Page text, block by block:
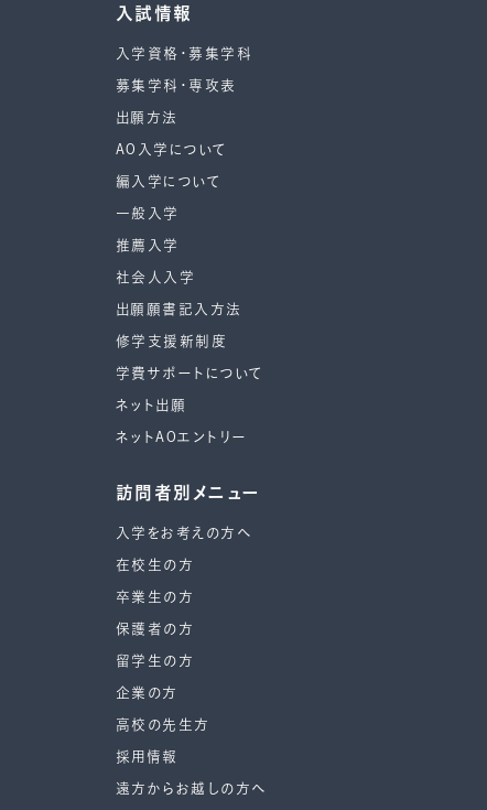
入試情報
入学資格・募集学科
募集学科・専攻表
出願方法
AO入学について
編入学について
一般入学
推薦入学
社会人入学
出願願書記入方法
修学支援新制度
学費サポートについて
ネット出願
ネットAOエントリー
訪問者別メニュー
入学をお考えの方へ
在校生の方
卒業生の方
保護者の方
留学生の方
企業の方
高校の先生方
採用情報
遠方からお越しの方へ